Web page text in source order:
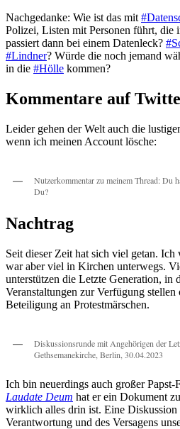
Nachgedanke: Wie ist das mit
Polizei, Listen mit Personen führt, die
passiert dann bei einem Datenleck?
#Lindner? Würde die noch jemand
in die #Hölle kommen?
Kommentare auf
Leider gehen der Welt auch die
wenn ich meinen Account lösche:
Nutzerkommentar zu meinem Thread: Du
Du?
Nachtrag
Seit dieser Zeit hat sich viel getan.
war aber viel in Kirchen unterwegs.
unterstützen die Letzte Generation, in
Veranstaltungen zur Verfügung stellen
Beteiligung an Protestmärschen.
Diskussionsrunde mit Angehörigen der
Gethsemanekirche, Berlin, 30.04.2023
Ich bin neuerdings auch großer
Laudate Deum hat er ein Dokument
wirklich alles drin ist. Eine
Verantwortung und des Versagens